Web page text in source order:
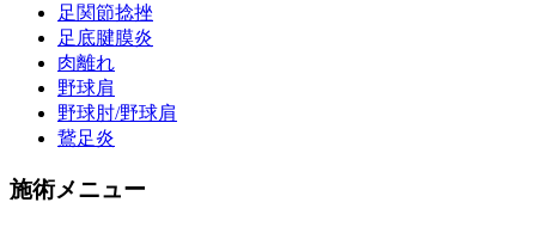
足関節捻挫
足底腱膜炎
肉離れ
野球肩
野球肘/野球肩
鵞足炎
施術メニュー